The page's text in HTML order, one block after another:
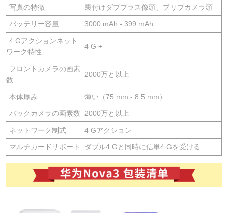
写真の特徴 裏付けダブブラス像頭、プリブカメラ頭
バッテリー容量 3000 mAh - 399 mAh
4 Gアクションネット
ワーク特性
4 G +
フロントカメラの画素
数
2000万と以上
本体厚み 薄い（75 mm - 8.5 mm）
バックカメラの画素数 2000万と以上
ネットワーク制式 4 Gアクション
マルチカードサポート ダブル4 Gと同時に信単4 Gを受ける